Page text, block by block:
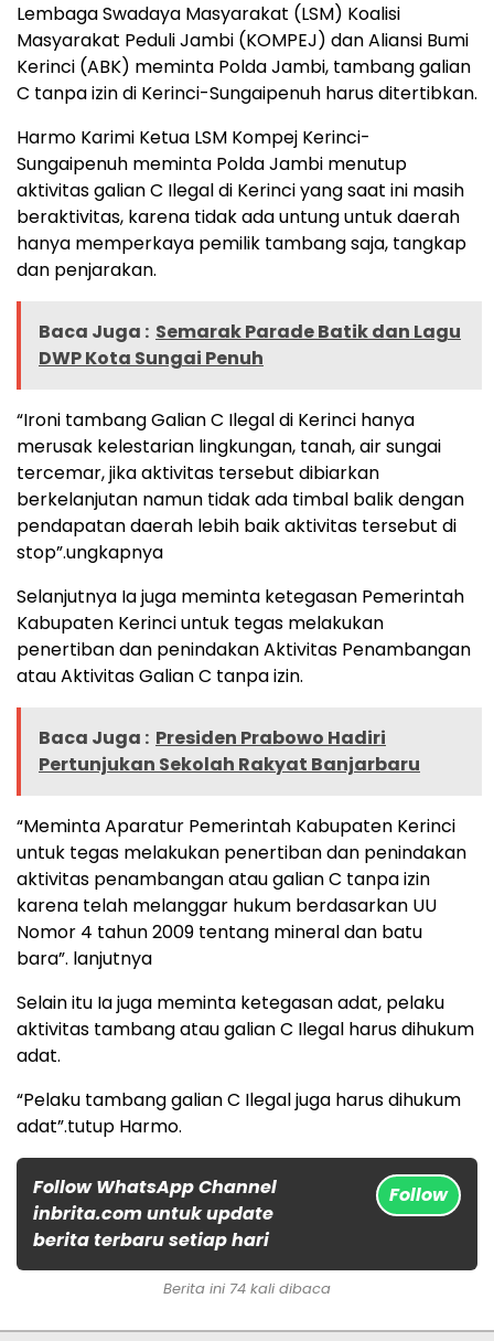
Lembaga Swadaya Masyarakat (LSM) Koalisi
Masyarakat Peduli Jambi (KOMPEJ) dan Aliansi Bumi
Kerinci (ABK) meminta Polda Jambi, tambang galian
C tanpa izin di Kerinci-Sungaipenuh harus ditertibkan.
Harmo Karimi Ketua LSM Kompej Kerinci-
Sungaipenuh meminta Polda Jambi menutup
aktivitas galian C Ilegal di Kerinci yang saat ini masih
beraktivitas, karena tidak ada untung untuk daerah
hanya memperkaya pemilik tambang saja, tangkap
dan penjarakan.
Baca Juga : Semarak Parade Batik dan Lagu
DWP Kota Sungai Penuh
“Ironi tambang Galian C Ilegal di Kerinci hanya
merusak kelestarian lingkungan, tanah, air sungai
tercemar, jika aktivitas tersebut dibiarkan
berkelanjutan namun tidak ada timbal balik dengan
pendapatan daerah lebih baik aktivitas tersebut di
stop”.ungkapnya
Selanjutnya Ia juga meminta ketegasan Pemerintah
Kabupaten Kerinci untuk tegas melakukan
penertiban dan penindakan Aktivitas Penambangan
atau Aktivitas Galian C tanpa izin.
Baca Juga : Presiden Prabowo Hadiri
Pertunjukan Sekolah Rakyat Banjarbaru
“Meminta Aparatur Pemerintah Kabupaten Kerinci
untuk tegas melakukan penertiban dan penindakan
aktivitas penambangan atau galian C tanpa izin
karena telah melanggar hukum berdasarkan UU
Nomor 4 tahun 2009 tentang mineral dan batu
bara”. lanjutnya
Selain itu Ia juga meminta ketegasan adat, pelaku
aktivitas tambang atau galian C Ilegal harus dihukum
adat.
“Pelaku tambang galian C Ilegal juga harus dihukum
adat”.tutup Harmo.
Follow WhatsApp Channel
inbrita.com untuk update
berita terbaru setiap hari
Follow
Berita ini 74 kali dibaca